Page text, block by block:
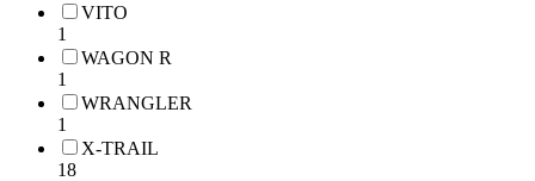
VITO
1
WAGON R
1
WRANGLER
1
X-TRAIL
18